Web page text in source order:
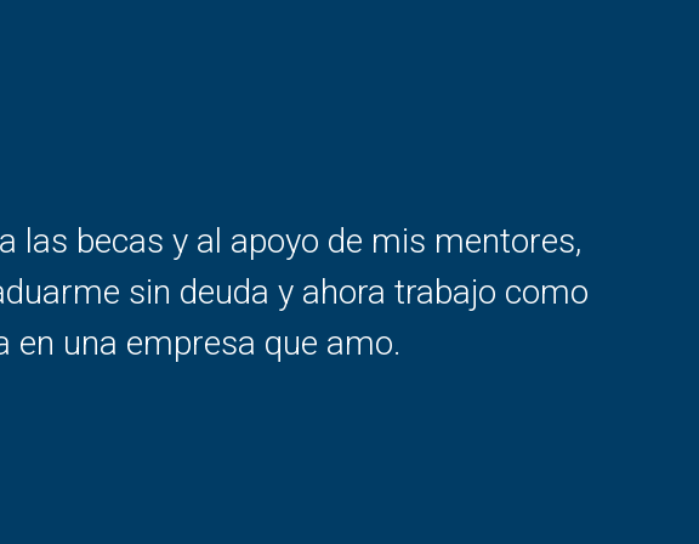
las becas y al apoyo de mis mentores,
sin deuda y ahora trabajo como
en una empresa que amo.